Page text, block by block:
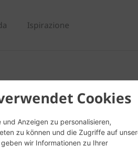
Cookies
Anzeigen zu personalisieren,
zu können und die Zugriffe auf
wir Informationen zu Ihrer
Ispirazione